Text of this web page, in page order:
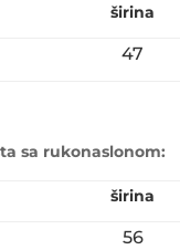
širina
47
sa rukonaslonom:
širina
56